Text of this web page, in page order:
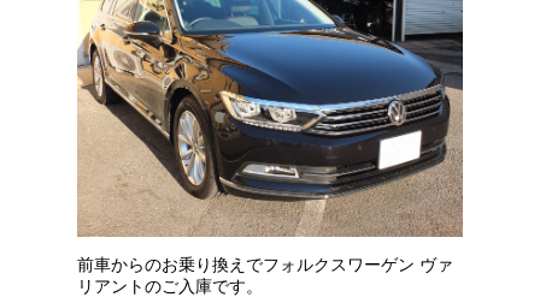
前車からのお乗り換えでフォルクスワーゲン ヴァ
リアントのご入庫です。